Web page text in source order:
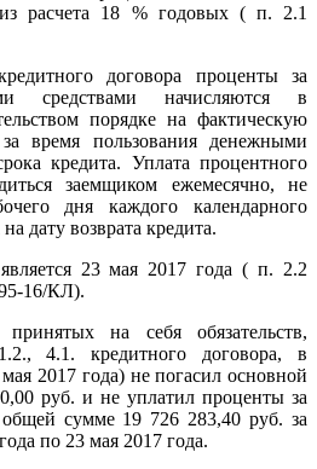
расчета 18 % годовых ( п. 2.1
договора проценты за
средствами начисляются в
порядке на фактическую
время пользования денежными
кредита. Уплата процентного
заемщиком ежемесячно, не
дня каждого календарного
дату возврата кредита.
23 мая 2017 года ( п. 2.2
16/КЛ).
на себя обязательств,
4.1. кредитного договора, в
2017 года) не погасил основной
руб. и не уплатил проценты за
сумме 19 726 283,40 руб. за
по 23 мая 2017 года.